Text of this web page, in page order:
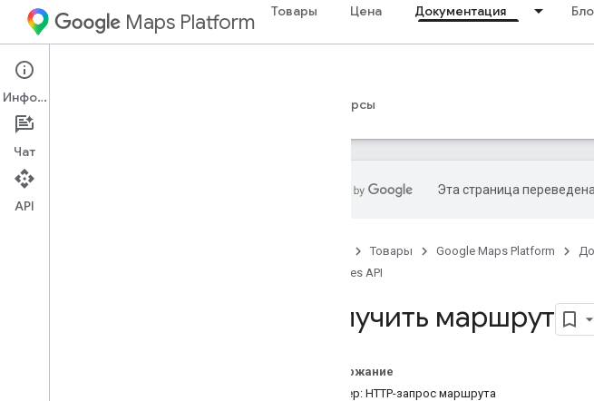
Maps Platform Товары Цена Документация
Web Services
Руководства
Ресурсы
Эта страница
Товары Google Maps Platform
Routes API
Получить маршрут
Содержание
Пример: HTTP-запрос маршрута
Информация
Чат
API